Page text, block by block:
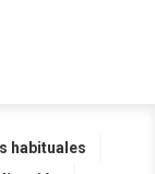
habituales